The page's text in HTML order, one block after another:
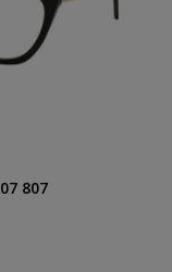
807